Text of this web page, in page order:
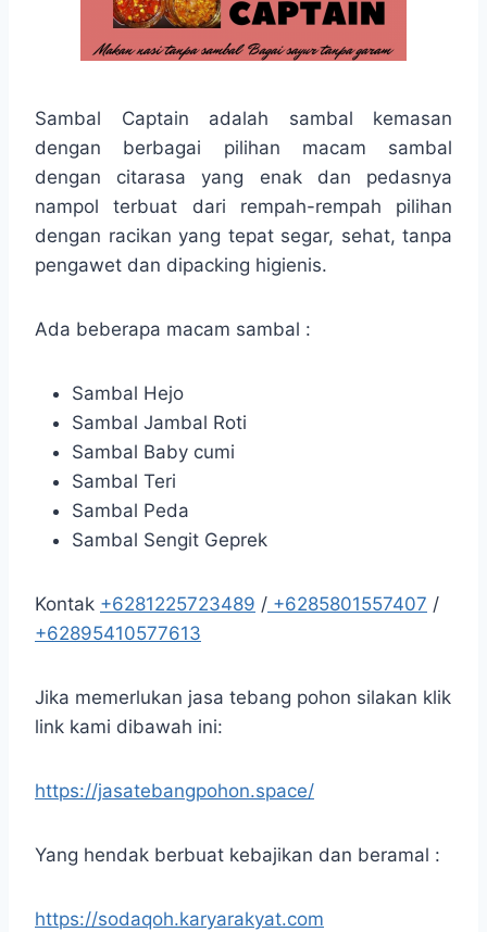
Sambal Captain adalah sambal kemasan
dengan berbagai pilihan macam sambal
dengan citarasa yang enak dan pedasnya
nampol terbuat dari rempah-rempah pilihan
dengan racikan yang tepat segar, sehat, tanpa
pengawet dan dipacking higienis.
Ada beberapa macam sambal :
Sambal Hejo
Sambal Jambal Roti
Sambal Baby cumi
Sambal Teri
Sambal Peda
Sambal Sengit Geprek
Kontak +6281225723489 / +6285801557407 /
+62895410577613
Jika memerlukan jasa tebang pohon silakan klik
link kami dibawah ini:
https://jasatebangpohon.space/
Yang hendak berbuat kebajikan dan beramal :
https://sodaqoh.karyarakyat.com